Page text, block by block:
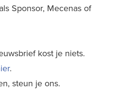
Sponsor, Mecenas of
kost je niets.
.
steun je ons.